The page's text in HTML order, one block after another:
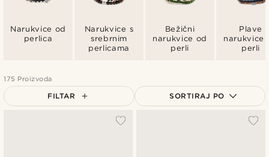
Narukvice od
perlica
Narukvice s
srebrnim
perlicama
Bežični
narukvice od
perli
Plave
narukvice
perli
175 Proizvoda
FILTAR SORTIRAJ PO